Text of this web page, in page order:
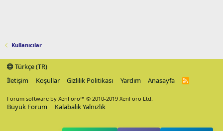
Kullanıcılar
Türkçe (TR)
İletişim
Koşullar Gizlilik Politikası Yardım Anasayfa
R
Forum software by XenForo™ © 2010-2019 XenForo Ltd.
Büyük Forum Kalabalık Yalnızlık